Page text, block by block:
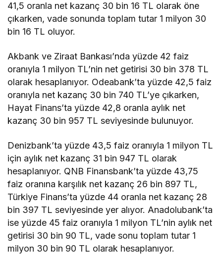
41,5 oranla net kazanç 30 bin 16 TL olarak öne
çıkarken, vade sonunda toplam tutar 1 milyon 30
bin 16 TL oluyor.
Akbank ve Ziraat Bankası’nda yüzde 42 faiz
oranıyla 1 milyon TL’nin net getirisi 30 bin 378 TL
olarak hesaplanıyor. Odeabank’ta yüzde 42,5 faiz
oranıyla net kazanç 30 bin 740 TL’ye çıkarken,
Hayat Finans’ta yüzde 42,8 oranla aylık net
kazanç 30 bin 957 TL seviyesinde bulunuyor.
Denizbank’ta yüzde 43,5 faiz oranıyla 1 milyon TL
için aylık net kazanç 31 bin 947 TL olarak
hesaplanıyor. QNB Finansbank’ta yüzde 43,75
faiz oranına karşılık net kazanç 26 bin 897 TL,
Türkiye Finans’ta yüzde 44 oranla net kazanç 28
bin 397 TL seviyesinde yer alıyor. Anadolubank’ta
ise yüzde 45 faiz oranıyla 1 milyon TL’nin aylık net
getirisi 30 bin 90 TL, vade sonu toplam tutar 1
milyon 30 bin 90 TL olarak hesaplanıyor.